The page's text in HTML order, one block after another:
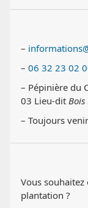
–
– 06 32 23 02
– Pépinière du
03 Lieu-dit Bois
– Toujours venir
Vous
plantation ?